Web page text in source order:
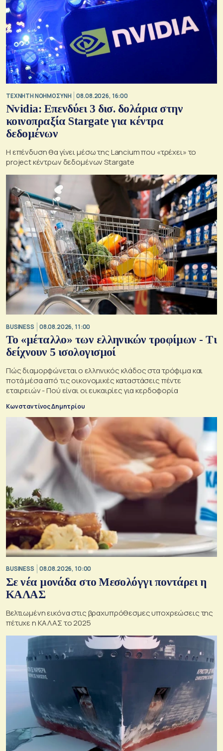
TΕΧΝΗΤΗ ΝΟΗΜΟΣΥΝΗ 08.08.2026, 16:00
Nvidia: Επενδύει 3 δισ. δολάρια στην
κοινοπραξία Stargate για κέντρα
δεδομένων
Η επένδυση θα γίνει μέσω της Lancium που «τρέχει» το
project κέντρων δεδομένων Stargate
BUSINESS 08.08.2026, 11:00
Το «μέταλλο» των ελληνικών τροφίμων - Τι
δείχνουν 5 ισολογισμοί
Πώς διαμορφώνεται ο ελληνικός κλάδος στα τρόφιμα και
ποτά μέσα από τις οικονομικές καταστάσεις πέντε
εταιρειών - Πού είναι οι ευκαιρίες για κερδοφορία
Κωνσταντίνος Δημητρίου
BUSINESS 08.08.2026, 10:00
Σε νέα μονάδα στο Μεσολόγγι ποντάρει η
ΚΑΛΑΣ
Βελτιωμένη εικόνα στις βραχυπρόθεσμες υποχρεώσεις της
πέτυχε η ΚΑΛΑΣ το 2025